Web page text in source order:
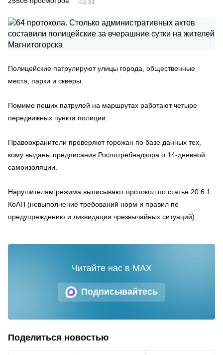
Полицейские патрулируют улицы города, общественные
места, парки и скверы.
Помимо пеших патрулей на маршрутах работают четыре
передвижных пункта полиции.
Правоохранители проверяют горожан по базе данных тех,
кому выданы предписания Роспотребнадзора о 14-дневной
самоизоляции.
Нарушителям режима выписывают протокол по статье 20.6.1
КоАП (невыполнение требований норм и правил по
предупреждению и ликвидации чрезвычайных ситуаций).
Подписывайтесь
Читайте нас в MAX
Поделиться новостью